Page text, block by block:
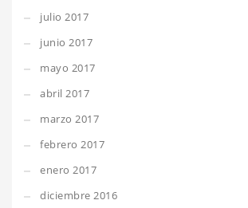
julio 2017
junio 2017
mayo 2017
abril 2017
marzo 2017
febrero 2017
enero 2017
diciembre 2016